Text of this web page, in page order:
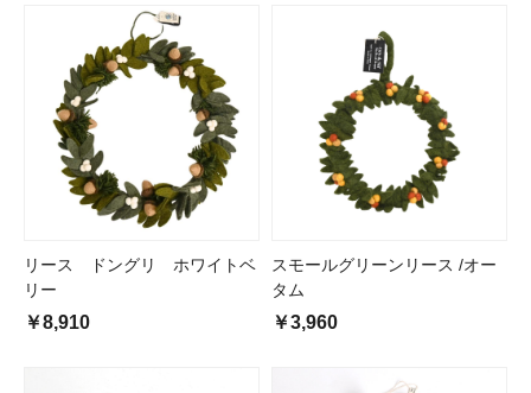
リース ドングリ ホワイトベ
リー
￥8,910
スモールグリーンリース /オー
タム
￥3,960